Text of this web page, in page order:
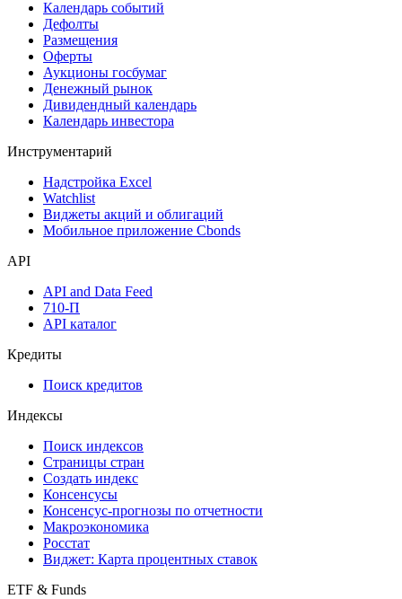
Календарь событий
Дефолты
Размещения
Оферты
Аукционы госбумаг
Денежный рынок
Дивидендный календарь
Календарь инвестора
Инструментарий
Надстройка Excel
Watchlist
Виджеты акций и облигаций
Мобильное приложение Cbonds
API
API and Data Feed
710-П
API каталог
Кредиты
Поиск кредитов
Индексы
Поиск индексов
Страницы стран
Создать индекс
Консенсусы
Консенсус-прогнозы по отчетности
Макроэкономика
Росстат
Виджет: Карта процентных ставок
ETF & Funds